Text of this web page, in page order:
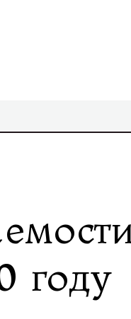
году